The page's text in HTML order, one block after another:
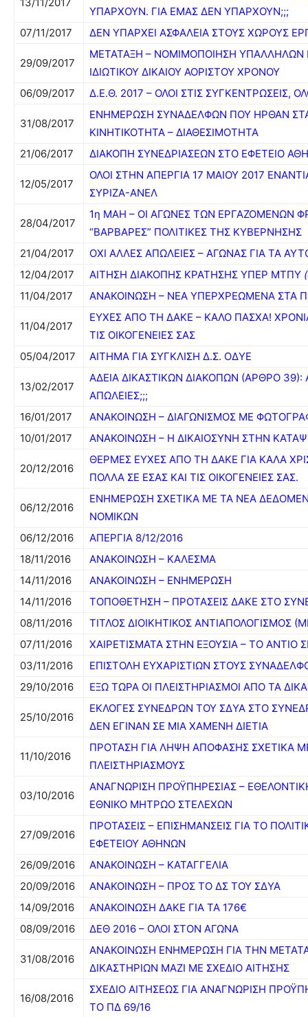
ΥΠΑΡΧΟΥΝ. ΓΙΑ ΕΜΑΣ ΔΕΝ ΥΠΑΡΧΟΥΝ;;;
07/11/2017
ΔΕΝ ΥΠΑΡΧΕΙ ΑΣΦΑΛΕΙΑ ΣΤΟΥΣ ΧΩΡΟΥΣ
29/09/2017
ΜΕΤΑΤΑΞΗ – ΝΟΜΙΜΟΠΟΙΗΣΗ ΥΠΑΛΛΗΛΩΝ
ΙΔΙΩΤΙΚΟΥ ΔΙΚΑΙΟΥ ΑΟΡΙΣΤΟΥ ΧΡΟΝΟΥ
06/09/2017
Δ.Ε.Θ. 2017 – ΟΛΟΙ ΣΤΙΣ ΣΥΓΚΕΝΤΡΩΣΕΙΣ,
31/08/2017
ΕΝΗΜΕΡΩΣΗ ΣΥΝΑΔΕΛΦΩΝ ΠΟΥ ΗΡΘΑΝ
ΚΙΝΗΤΙΚΟΤΗΤΑ – ΔΙΑΘΕΣΙΜΟΤΗΤΑ
21/06/2017
ΔΙΑΚΟΠΗ ΣΥΝΕΔΡΙΑΣΕΩΝ ΣΤΟ ΕΦΕΤΕΙΟ
12/05/2017
ΟΛΟΙ ΣΤΗΝ ΑΠΕΡΓΙΑ 17 ΜΑΙΟΥ 2017
ΣΥΡΙΖΑ-ΑΝΕΛ
28/04/2017
1η ΜΑΗ – ΟΙ ΑΓΩΝΕΣ ΤΩΝ ΕΡΓΑΖΟΜΕΝΩΝ
“ΒΑΡΒΑΡΕΣ” ΠΟΛΙΤΙΚΕΣ ΤΗΣ ΚΥΒΕΡΝΗΣΗΣ
21/04/2017
ΟΧΙ ΑΛΛΕΣ ΑΠΩΛΕΙΕΣ – ΑΓΩΝΑΣ ΓΙΑ ΤΑ
12/04/2017
ΑΙΤΗΣΗ ΔΙΑΚΟΠΗΣ ΚΡΑΤΗΣΗΣ ΥΠΕΡ ΜΤΠΥ
11/04/2017
ΑΝΑΚΟΙΝΩΣΗ – ΝΕΑ ΥΠΕΡΧΡΕΩΜΕΝΑ ΣΤΑ
11/04/2017
ΕΥΧΕΣ ΑΠΟ ΤΗ ΔΑΚΕ – ΚΑΛΟ ΠΑΣΧΑ!
ΤΙΣ ΟΙΚΟΓΕΝΕΙΕΣ ΣΑΣ
05/04/2017
ΑΙΤΗΜΑ ΓΙΑ ΣΥΓΚΛΙΣΗ Δ.Σ. ΟΔΥΕ
13/02/2017
ΑΔΕΙΑ ΔΙΚΑΣΤΙΚΩΝ ΔΙΑΚΟΠΩΝ (ΑΡΘΡΟ
ΑΠΩΛΕΙΕΣ;;;
16/01/2017
ΑΝΑΚΟΙΝΩΣΗ – ΔΙΑΓΩΝΙΣΜΟΣ ΜΕ
10/01/2017
ΑΝΑΚΟΙΝΩΣΗ – Η ΔΙΚΑΙΟΣΥΝΗ ΣΤΗΝ
20/12/2016
ΘΕΡΜΕΣ ΕΥΧΕΣ ΑΠΟ ΤΗ ΔΑΚΕ ΓΙΑ ΚΑΛΑ
ΠΟΛΛΑ ΣΕ ΕΣΑΣ ΚΑΙ ΤΙΣ ΟΙΚΟΓΕΝΕΙΕΣ ΣΑΣ.
06/12/2016
ΕΝΗΜΕΡΩΣΗ ΣΧΕΤΙΚΑ ΜΕ ΤΑ ΝΕΑ
ΝΟΜΙΚΩΝ
06/12/2016
ΑΠΕΡΓΙΑ 8/12/2016
18/11/2016
ΑΝΑΚΟΙΝΩΣΗ – ΚΑΛΕΣΜΑ
14/11/2016
ΑΝΑΚΟΙΝΩΣΗ – ΕΝΗΜΕΡΩΣΗ
14/11/2016
ΤΟΠΟΘΕΤΗΣΗ – ΠΡΟΤΑΣΕΙΣ ΔΑΚΕ ΣΤΟ
08/11/2016
ΤΙΤΛΟΣ ΔΙΟΙΚΗΤΙΚΟΣ ΑΝΤΙΑΠΟΛΟΓΙΣΜΟΣ
07/11/2016
ΧΑΙΡΕΤΙΣΜΑΤΑ ΣΤΗΝ ΕΞΟΥΣΙΑ – ΤΟ ΑΝΤΙΟ
03/11/2016
ΕΠΙΣΤΟΛΗ ΕΥΧΑΡΙΣΤΙΩΝ ΣΤΟΥΣ
29/10/2016
ΕΞΩ ΤΩΡΑ ΟΙ ΠΛΕΙΣΤΗΡΙΑΣΜΟΙ ΑΠΟ ΤΑ
25/10/2016
ΕΚΛΟΓΕΣ ΣΥΝΕΔΡΩΝ ΤΟΥ ΣΔΥΑ ΣΤΟ
ΔΕΝ ΕΓΙΝΑΝ ΣΕ ΜΙΑ ΧΑΜΕΝΗ ΔΙΕΤΙΑ
11/10/2016
ΠΡΟΤΑΣΗ ΓΙΑ ΛΗΨΗ ΑΠΟΦΑΣΗΣ ΣΧΕΤΙΚΑ
ΠΛΕΙΣΤΗΡΙΑΣΜΟΥΣ
03/10/2016
ΑΝΑΓΝΩΡΙΣΗ ΠΡΟΫΠΗΡΕΣΙΑΣ –
ΕΘΝΙΚΟ ΜΗΤΡΩΟ ΣΤΕΛΕΧΩΝ
27/09/2016
ΠΡΟΤΑΣΕΙΣ – ΕΠΙΣΗΜΑΝΣΕΙΣ ΓΙΑ ΤΟ
ΕΦΕΤΕΙΟΥ ΑΘΗΝΩΝ
26/09/2016
ΑΝΑΚΟΙΝΩΣΗ – ΚΑΤΑΓΓΕΛΙΑ
20/09/2016
ΑΝΑΚΟΙΝΩΣΗ – ΠΡΟΣ ΤΟ ΔΣ ΤΟΥ ΣΔΥΑ
14/09/2016
ΑΝΑΚΟΙΝΩΣΗ ΔΑΚΕ ΓΙΑ ΤΑ 176€
08/09/2016
ΔΕΘ 2016 – ΟΛΟΙ ΣΤΟΝ ΑΓΩΝΑ
31/08/2016
ANAΚΟΙΝΩΣΗ ΕΝΗΜΕΡΩΣΗ ΓΙΑ ΤΗΝ
ΔΙΚΑΣΤΗΡΙΩΝ ΜΑΖΙ ΜΕ ΣΧΕΔΙΟ ΑΙΤΗΣΗΣ
16/08/2016
ΣΧΕΔΙΟ ΑΙΤΗΣΕΩΣ ΓΙΑ ΑΝΑΓΝΩΡΙΣΗ
ΤΟ ΠΔ 69/16